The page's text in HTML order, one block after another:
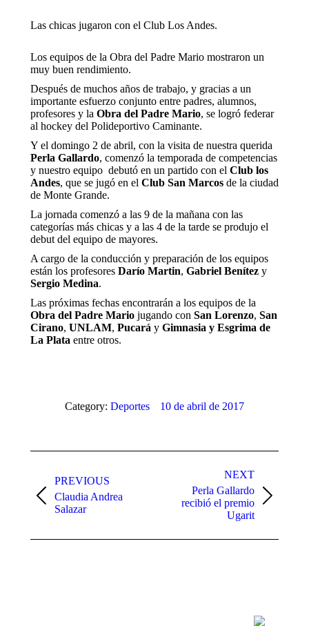
Las chicas jugaron con el Club Los Andes.
Los equipos de la Obra del Padre Mario mostraron un
muy buen rendimiento.
Después de muchos años de trabajo, y gracias a un
importante esfuerzo conjunto entre padres, alumnos,
profesores y la Obra del Padre Mario, se logró federar
al hockey del Polideportivo Caminante.
Y el domingo 2 de abril, con la visita de nuestra querida
Perla Gallardo, comenzó la temporada de competencias
y nuestro equipo debutó en un partido con el Club los
Andes, que se jugó en el Club San Marcos de la ciudad
de Monte Grande.
La jornada comenzó a las 9 de la mañana con las
categorías más chicas y a las 4 de la tarde se produjo el
debut del equipo de mayores.
A cargo de la conducción y preparación de los equipos
están los profesores Darío Martin, Gabriel Benítez y
Sergio Medina.
Las próximas fechas encontrarán a los equipos de la
Obra del Padre Mario jugando con San Lorenzo, San
Cirano, UNLAM, Pucará y Gimnasia y Esgrima de
La Plata entre otros.
Category: Deportes 10 de abril de 2017
navigation
PREVIOUS
Previous
post:
Claudia Andrea
Salazar
NEXT
Next
Perla Gallardo
recibió el premio
Ugarit